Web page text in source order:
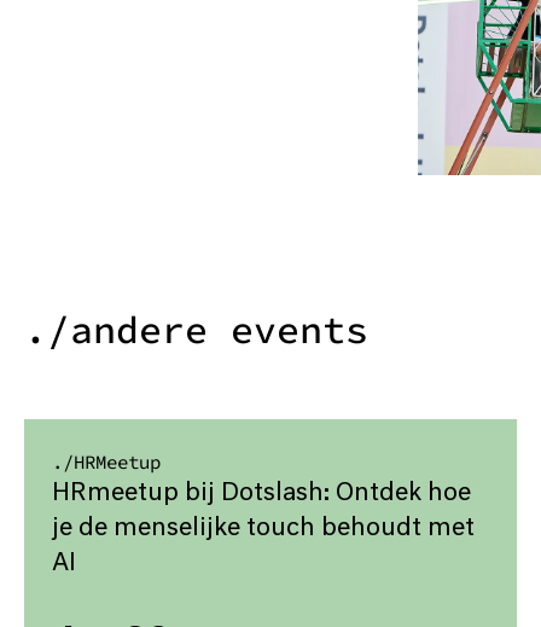
./andere events
./HRMeetup
HRmeetup bij Dotslash: Ontdek hoe
je de menselijke touch behoudt met
AI